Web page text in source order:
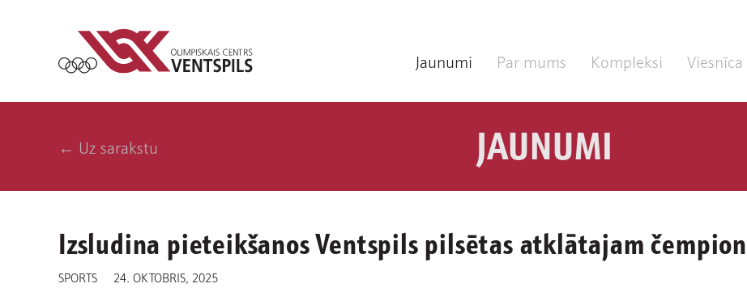
Jaunumi Par mums Kompleksi Viesnīca
← Uz sarakstu JAUNUMI
Izsludina pieteikšanos Ventspils pilsētas atklātajam
SPORTS 24. OKTOBRIS, 2025